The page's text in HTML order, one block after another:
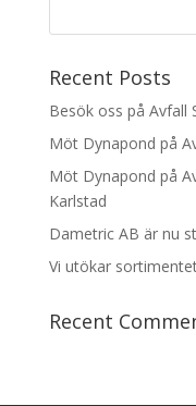
Recent Posts
Besök oss på Avfall
Möt Dynapond på
Möt Dynapond på
Karlstad
Dametric AB är nu
Vi utökar
Recent